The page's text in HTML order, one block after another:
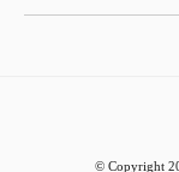
© Copyright